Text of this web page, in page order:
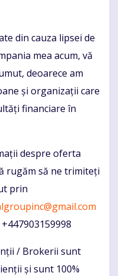
din cauza lipsei de
mea acum, vă
deoarece am
și organizații care
financiare în
despre oferta
rugăm să ne trimiteți
prin
/ Brokerii sunt
și sunt 100%